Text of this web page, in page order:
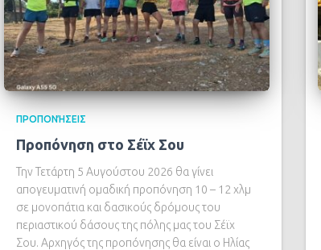
ΠΡΟΠΟΝΉΣΕΙΣ
Προπόνηση στο Σέϊχ Σου
Την Τετάρτη 5 Αυγούστου 2026 θα γίνει
απογευματινή ομαδική προπόνηση 10 – 12 χλμ
σε μονοπάτια και δασικούς δρόμους του
περιαστικού δάσους της πόλης μας του Σέϊχ
Σου. Αρχηγός της προπόνησης θα είναι ο Ηλίας